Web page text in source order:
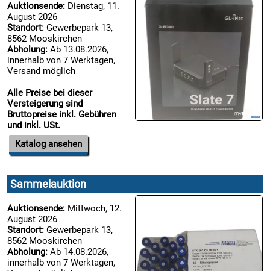
Auktionsende: Dienstag, 11.
August 2026
Standort: Gewerbepark 13,
8562 Mooskirchen
Abholung: Ab 13.08.2026,
innerhalb von 7 Werktagen,
Versand möglich
Alle Preise bei dieser
Versteigerung sind
Bruttopreise inkl. Gebühren
und inkl. USt.
Katalog ansehen
Sammelauktion
Auktionsende: Mittwoch, 12.
August 2026
Standort: Gewerbepark 13,
8562 Mooskirchen
Abholung: Ab 14.08.2026,
innerhalb von 7 Werktagen,